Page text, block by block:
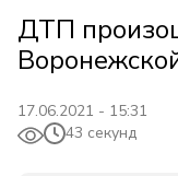
ДТП
17.06.2021 - 15:31
43 секунд